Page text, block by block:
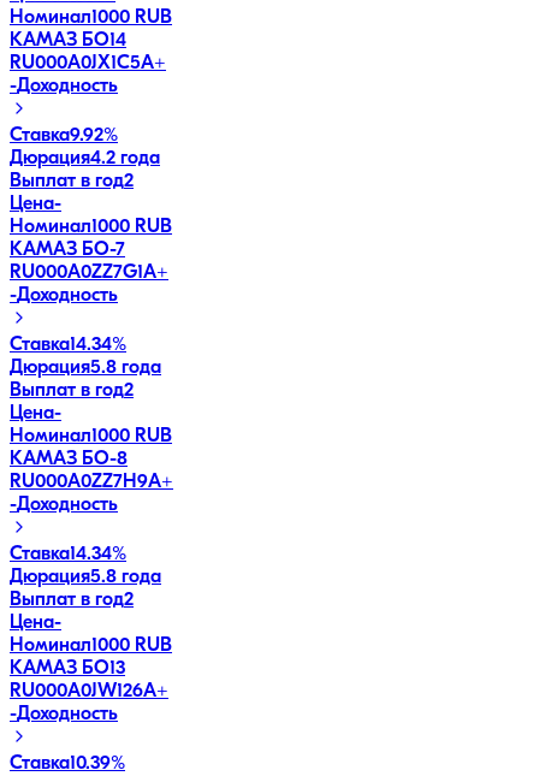
Номинал1000 RUB
КАМАЗ БО14
RU000A0JX1C5A+
-Доходность
Ставка9.92%
Дюрация4.2 года
Выплат в год2
Цена-
Номинал1000 RUB
КАМАЗ БО-7
RU000A0ZZ7G1A+
-Доходность
Ставка14.34%
Дюрация5.8 года
Выплат в год2
Цена-
Номинал1000 RUB
КАМАЗ БО-8
RU000A0ZZ7H9A+
-Доходность
Ставка14.34%
Дюрация5.8 года
Выплат в год2
Цена-
Номинал1000 RUB
КАМАЗ БО13
RU000A0JW126A+
-Доходность
Ставка10.39%